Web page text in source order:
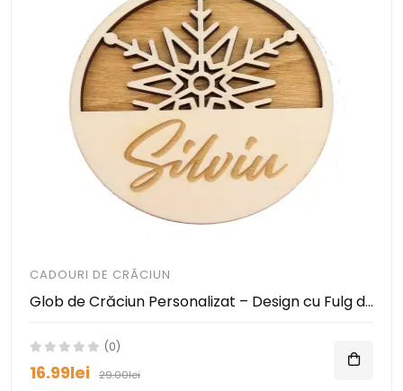
CADOURI DE CRĂCIUN
Glob de Crăciun Personalizat – Design cu Fulg de Zăpadă și Nume Gravabil
(0)
16.99lei 29.00lei